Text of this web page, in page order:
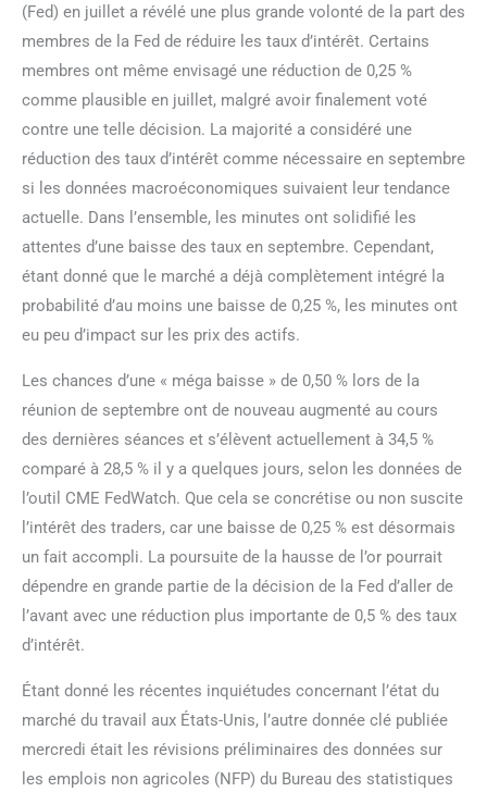
(Fed) en juillet a révélé une plus grande volonté de la part des
membres de la Fed de réduire les taux d’intérêt. Certains
membres ont même envisagé une réduction de 0,25 %
comme plausible en juillet, malgré avoir finalement voté
contre une telle décision. La majorité a considéré une
réduction des taux d’intérêt comme nécessaire en septembre
si les données macroéconomiques suivaient leur tendance
actuelle. Dans l’ensemble, les minutes ont solidifié les
attentes d’une baisse des taux en septembre. Cependant,
étant donné que le marché a déjà complètement intégré la
probabilité d’au moins une baisse de 0,25 %, les minutes ont
eu peu d’impact sur les prix des actifs.
Les chances d’une « méga baisse » de 0,50 % lors de la
réunion de septembre ont de nouveau augmenté au cours
des dernières séances et s’élèvent actuellement à 34,5 %
comparé à 28,5 % il y a quelques jours, selon les données de
l’outil CME FedWatch. Que cela se concrétise ou non suscite
l’intérêt des traders, car une baisse de 0,25 % est désormais
un fait accompli. La poursuite de la hausse de l’or pourrait
dépendre en grande partie de la décision de la Fed d’aller de
l’avant avec une réduction plus importante de 0,5 % des taux
d’intérêt.
Étant donné les récentes inquiétudes concernant l’état du
marché du travail aux États-Unis, l’autre donnée clé publiée
mercredi était les révisions préliminaires des données sur
les emplois non agricoles (NFP) du Bureau des statistiques